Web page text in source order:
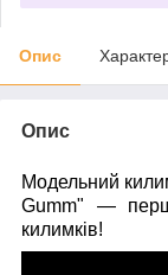
Опис
Опис
Модельний
Gumm" —
килимків!